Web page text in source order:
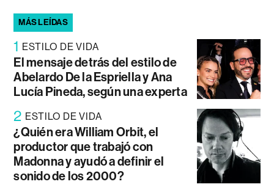
MÁS LEÍDAS
1 ESTILO DE VIDA
El mensaje detrás del estilo de
Abelardo De la Espriella y Ana
Lucía Pineda, según una experta
2 ESTILO DE VIDA
¿Quién era William Orbit, el
productor que trabajó con
Madonna y ayudó a definir el
sonido de los 2000?